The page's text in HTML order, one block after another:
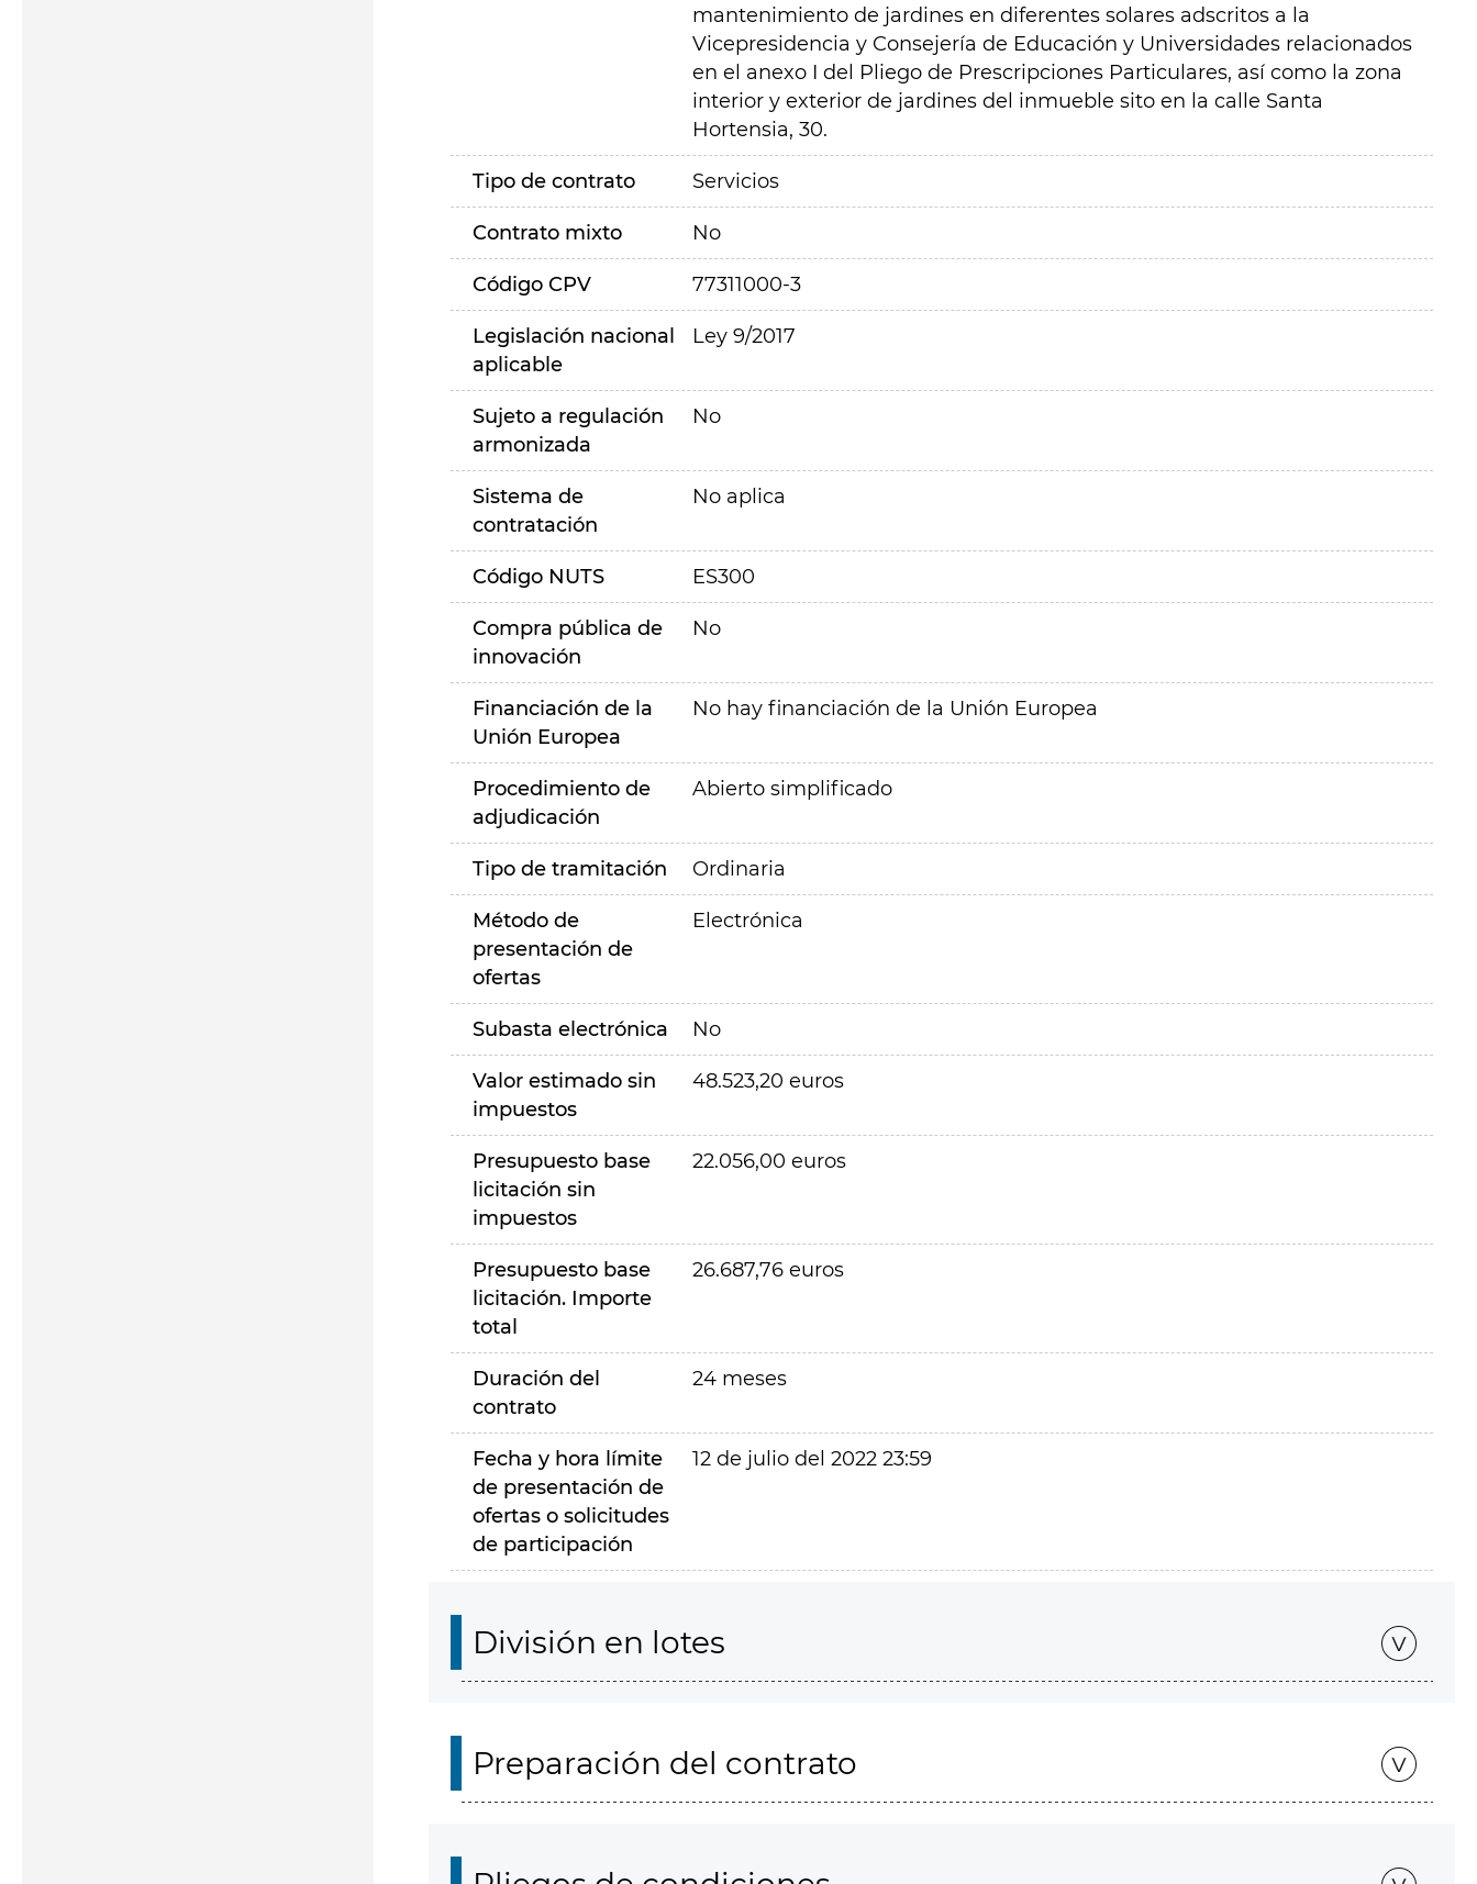
mantenimiento de jardines en diferentes solares adscritos a la
Vicepresidencia y Consejería de Educación y Universidades relacionados
en el anexo I del Pliego de Prescripciones Particulares, así como la zona
interior y exterior de jardines del inmueble sito en la calle Santa
Hortensia, 30.
Tipo de contrato Servicios
Contrato mixto No
Código CPV 77311000-3
Legislación nacional
aplicable
Ley 9/2017
Sujeto a regulación
armonizada
No
Sistema de
contratación
No aplica
Código NUTS ES300
Compra pública de
innovación
No
Financiación de la
Unión Europea
No hay financiación de la Unión Europea
Procedimiento de
adjudicación
Abierto simplificado
Tipo de tramitación Ordinaria
Método de
presentación de
ofertas
Electrónica
Subasta electrónica No
Valor estimado sin
impuestos
48.523,20 euros
Presupuesto base
licitación sin
impuestos
22.056,00 euros
Presupuesto base
licitación. Importe
total
26.687,76 euros
Duración del
contrato
24 meses
Fecha y hora límite
de presentación de
ofertas o solicitudes
de participación
12 de julio del 2022 23:59
División en lotes
Preparación del contrato